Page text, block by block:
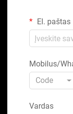
El. paštas
Mobilus/
Code
Vardas